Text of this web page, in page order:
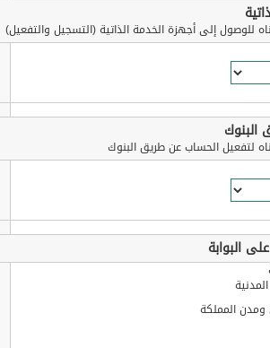
للوصول إلى أجهزة الخدمة الذاتية (التسجيل والتفعيل)
البنوك
لتفعيل الحساب عن طريق البنوك
البوابة
المملكة